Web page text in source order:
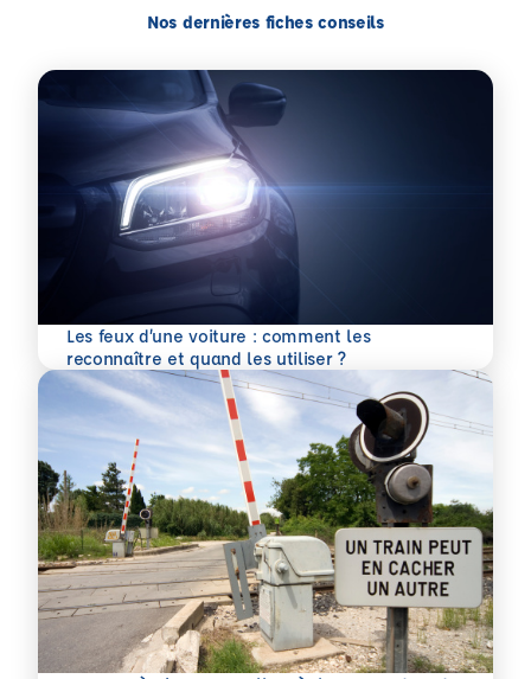
Nos dernières fiches conseils
Les feux d’une voiture : comment les
reconnaître et quand les utiliser ?
En savoir plus